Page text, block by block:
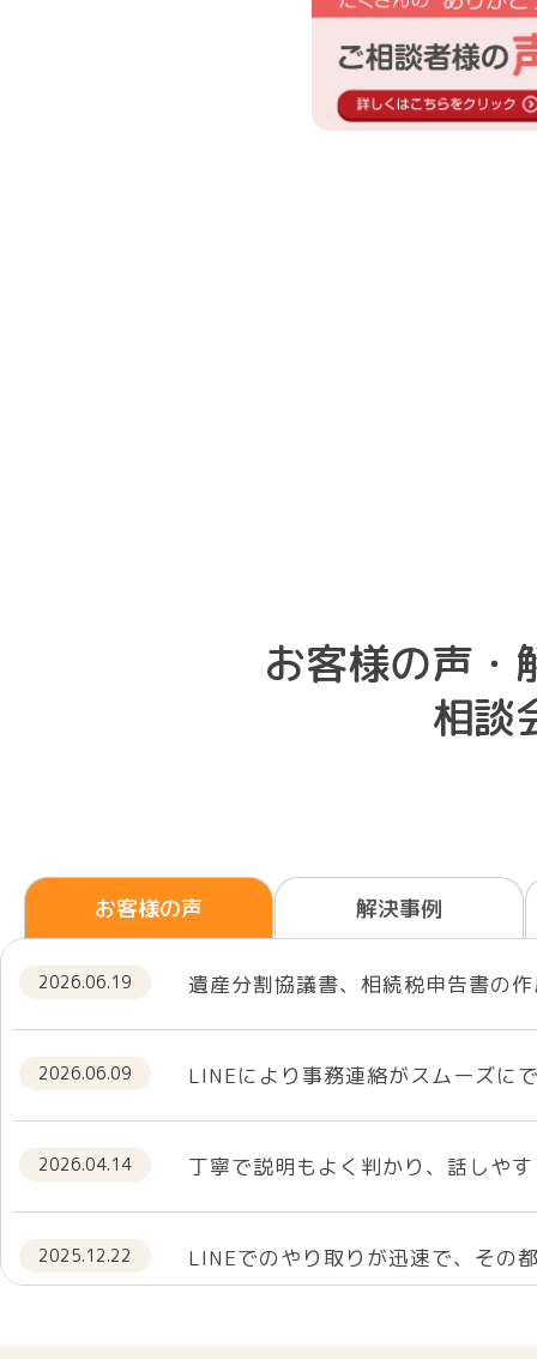
お客様の声・
相談
お客様の声
2026.06.19 遺産分割協議書、相続税申告書の
2026.06.09 LINEにより事務連絡がスムーズに
2026.04.14 丁寧で説明もよく判かり、話しや
2025.12.22 LINEでのやり取りが迅速で、その
2025.11.06 気持ちが楽になりました。
解決事例